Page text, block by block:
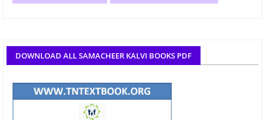
DOWNLOAD ALL SAMACHEER KALVI BOOKS PDF